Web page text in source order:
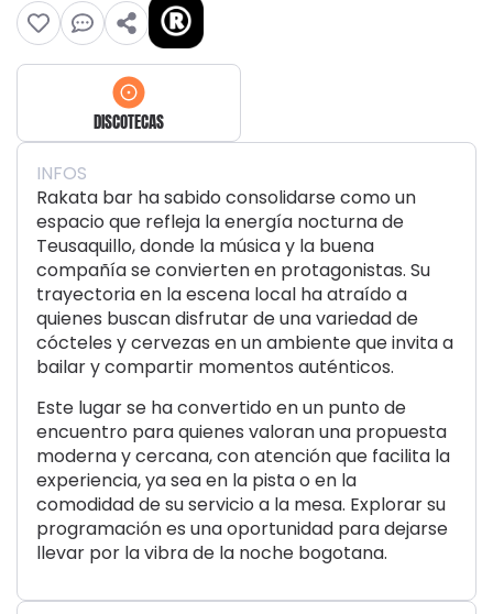
DISCOTECAS
INFOS
Rakata bar ha sabido consolidarse como un
espacio que refleja la energía nocturna de
Teusaquillo, donde la música y la buena
compañía se convierten en protagonistas. Su
trayectoria en la escena local ha atraído a
quienes buscan disfrutar de una variedad de
cócteles y cervezas en un ambiente que invita a
bailar y compartir momentos auténticos.
Este lugar se ha convertido en un punto de
encuentro para quienes valoran una propuesta
moderna y cercana, con atención que facilita la
experiencia, ya sea en la pista o en la
comodidad de su servicio a la mesa. Explorar su
programación es una oportunidad para dejarse
llevar por la vibra de la noche bogotana.